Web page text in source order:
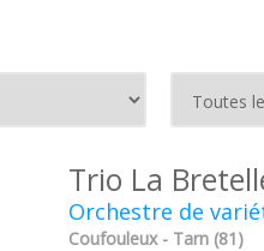
Trio La
Orchestre de
Coufouleux - Tarn (81)